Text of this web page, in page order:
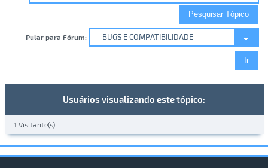
Pular para Fórum:
Usuários visualizando este tópico:
1 Visitante(s)